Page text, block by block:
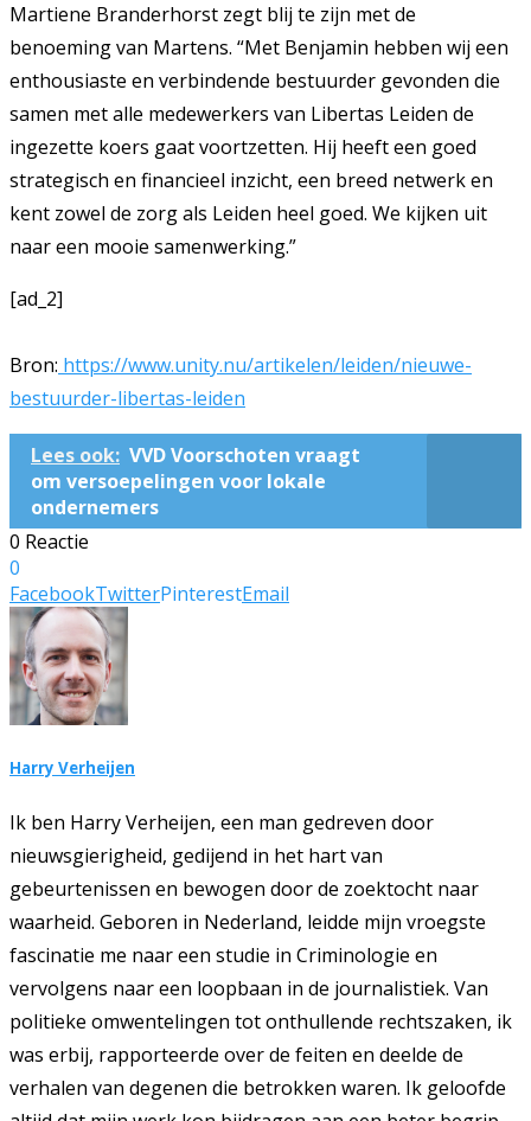
Martiene Branderhorst zegt blij te zijn met de
benoeming van Martens. “Met Benjamin hebben wij een
enthousiaste en verbindende bestuurder gevonden die
samen met alle medewerkers van Libertas Leiden de
ingezette koers gaat voortzetten. Hij heeft een goed
strategisch en financieel inzicht, een breed netwerk en
kent zowel de zorg als Leiden heel goed. We kijken uit
naar een mooie samenwerking.”
[ad_2]
Bron: https://www.unity.nu/artikelen/leiden/nieuwe-
bestuurder-libertas-leiden
Lees ook: VVD Voorschoten vraagt
om versoepelingen voor lokale
ondernemers
0 Reactie
0
FacebookTwitterPinterestEmail
Harry Verheijen
Ik ben Harry Verheijen, een man gedreven door
nieuwsgierigheid, gedijend in het hart van
gebeurtenissen en bewogen door de zoektocht naar
waarheid. Geboren in Nederland, leidde mijn vroegste
fascinatie me naar een studie in Criminologie en
vervolgens naar een loopbaan in de journalistiek. Van
politieke omwentelingen tot onthullende rechtszaken, ik
was erbij, rapporteerde over de feiten en deelde de
verhalen van degenen die betrokken waren. Ik geloofde